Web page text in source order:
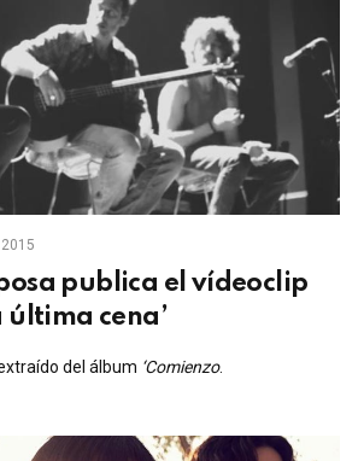
publica el vídeoclip
última cena’
del álbum ‘Comienzo.